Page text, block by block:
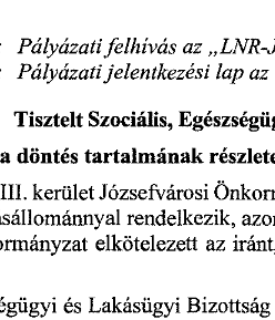
Pályázati felhívás az
Pályázatijelentkezési lap az
Tisztelt Szociális,
a döntés tartalmának
kerület Józsefvárosi
rendelkezik,
elkötelezett az iránt,
és Lakásügyi Bizottság